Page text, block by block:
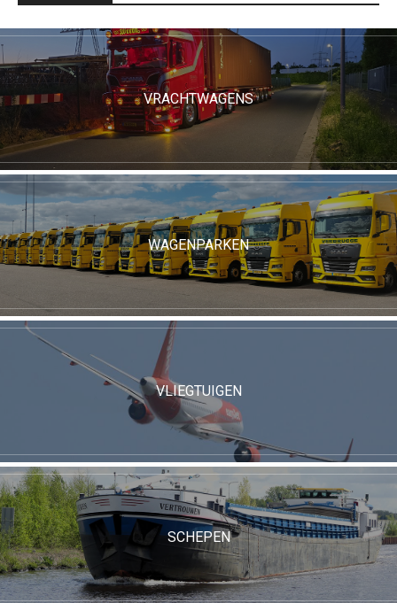
VRACHTWAGENS
WAGENPARKEN
VLIEGTUIGEN
SCHEPEN